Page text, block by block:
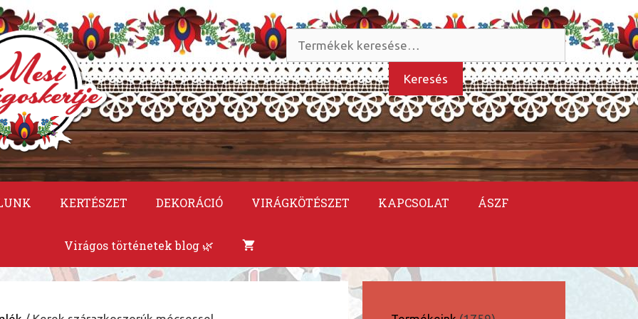
Keresés
a
következőre:
Keresés
KERTÉSZET DEKORÁCIÓ VIRÁGKÖTÉSZET KAPCSOLAT ÁSZF
Virágos történetek blog 🌿